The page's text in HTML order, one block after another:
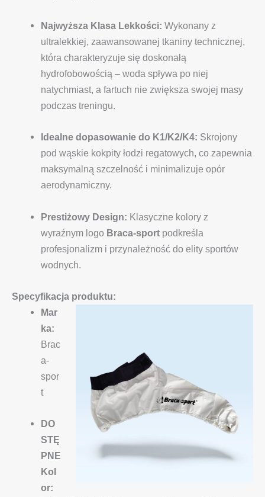
Najwyższa Klasa Lekkości: Wykonany z
ultralekkiej, zaawansowanej tkaniny technicznej,
która charakteryzuje się doskonałą
hydrofobowością – woda spływa po niej
natychmiast, a fartuch nie zwiększa swojej masy
podczas treningu.
Idealne dopasowanie do K1/K2/K4: Skrojony
pod wąskie kokpity łodzi regatowych, co zapewnia
maksymalną szczelność i minimalizuje opór
aerodynamiczny.
Prestiżowy Design: Klasyczne kolory z
wyraźnym logo Braca-sport podkreśla
profesjonalizm i przynależność do elity sportów
wodnych.
Specyfikacja produktu:
Mar
ka:
Brac
a-
spor
t
DO
STĘ
PNE
Kol
or: